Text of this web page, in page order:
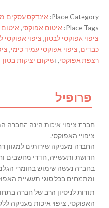
Place Category: אינדקס עסקים
Place Tags: איטום אפוקסי,איטום
ציפוי אפוקסי לבטון, ציפוי אפוקסי
כבדים, ציפוי אפוקסי עמיד כימי,
רצפת אפוקסי, ושיקום יציקות בטון
פרופיל
חברת ציפוי איכות הינה החברה
ציפויי האפוקסי.
החברה מעניקה שירותים למגוון
חרושת ותעשייה, חדרי מחשבים
בחברה נעשה שימוש בחומרי הגלם
ומתמחים בכל סוגי תעשיית
תודות לניסיון הרב של חברה
האפוקסי, ציפוי איכות מעניקה